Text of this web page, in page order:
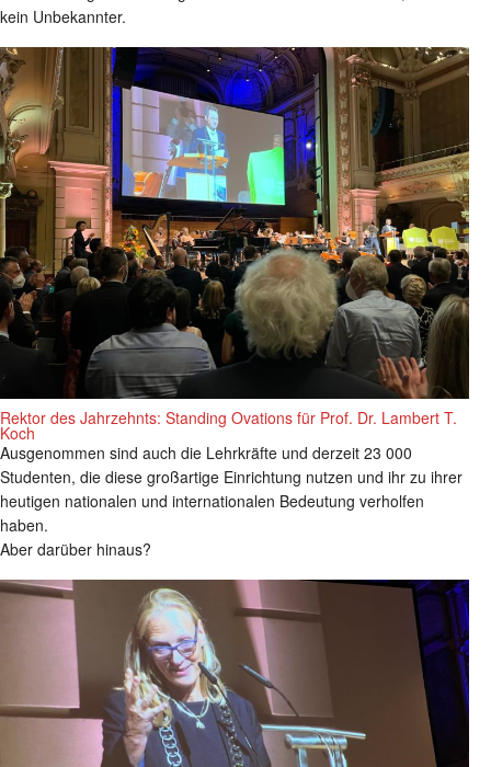
kein Unbekannter.
Rektor des Jahrzehnts: Standing Ovations für Prof. Dr. Lambert T.
Koch
Ausgenommen sind auch die Lehrkräfte und derzeit 23 000
Studenten, die diese großartige Einrichtung nutzen und ihr zu ihrer
heutigen nationalen und internationalen Bedeutung verholfen
haben.
Aber darüber hinaus?